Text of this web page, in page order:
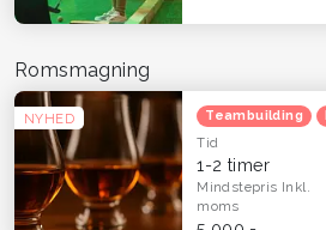
NYHED
Romsmagning
Teambuilding
Tid
1-2 timer
Mindstepris Inkl.
moms